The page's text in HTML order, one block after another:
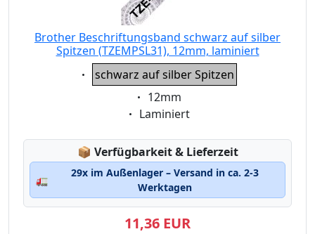
Brother Beschriftungsband schwarz auf silber
Spitzen (TZEMPSL31), 12mm, laminiert
Eigenschaft:
schwarz auf silber Spitzen
Eigenschaft:
12mm
Eigenschaft:
Laminiert
📦 Lagerstatus:
Verfügbarkeit & Lieferzeit
🚛
29x im Außenlager – Versand in ca. 2-3
Werktagen
11,36 EUR